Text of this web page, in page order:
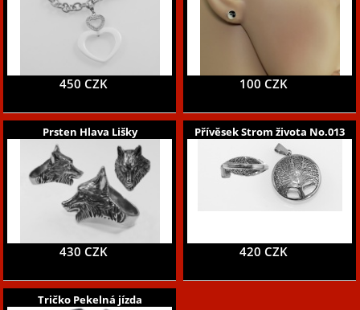
450 CZK 100 CZK
Prsten Hlava Lišky
430 CZK
Přívěsek Strom života No.013
420 CZK
Tričko Pekelná jízda